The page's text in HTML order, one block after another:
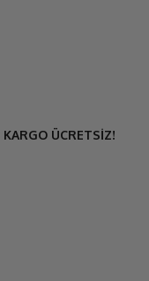
KARGO ÜCRETSİZ!